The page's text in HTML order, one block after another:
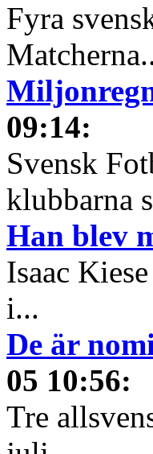
Fyra
09:14:
Svensk
klubbarna
Han blev
Isaac
i...
De är
05 10:56:
Tre